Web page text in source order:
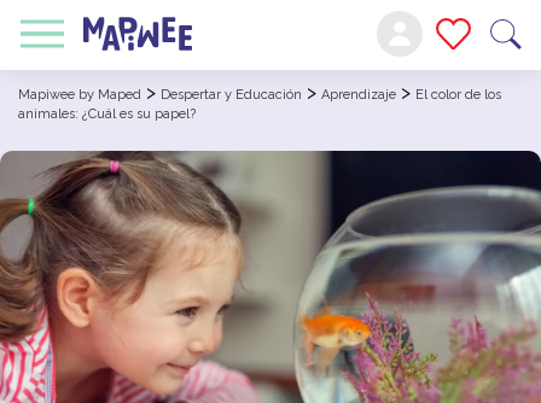
Mapiwee by Maped > Despertar y Educación > Aprendizaje > El color de los
animales: ¿Cuál es su papel?